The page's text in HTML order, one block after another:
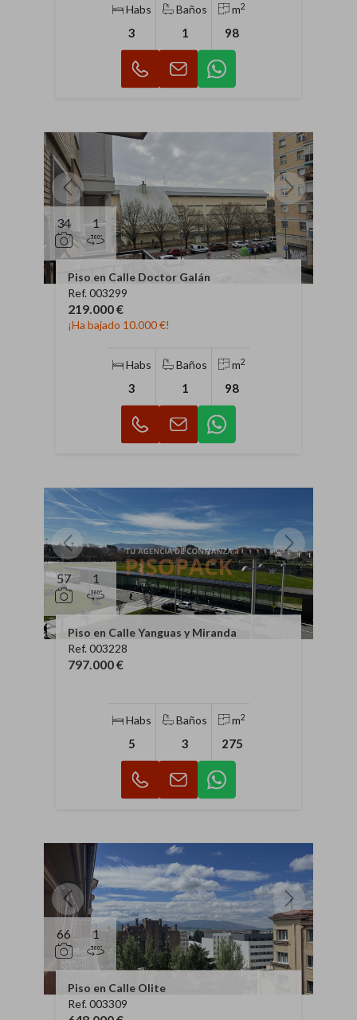
Habs
3
Baños
1
m2
98
34 1
Piso en Calle Doctor Galán
Ref. 003299
219.000 €
¡Ha bajado 10.000 €!
Habs
3
Baños
1
m2
98
57 1
Piso en Calle Yanguas y Miranda
Ref. 003228
797.000 €
Habs
5
Baños
3
m2
275
66 1
Piso en Calle Olite
Ref. 003309